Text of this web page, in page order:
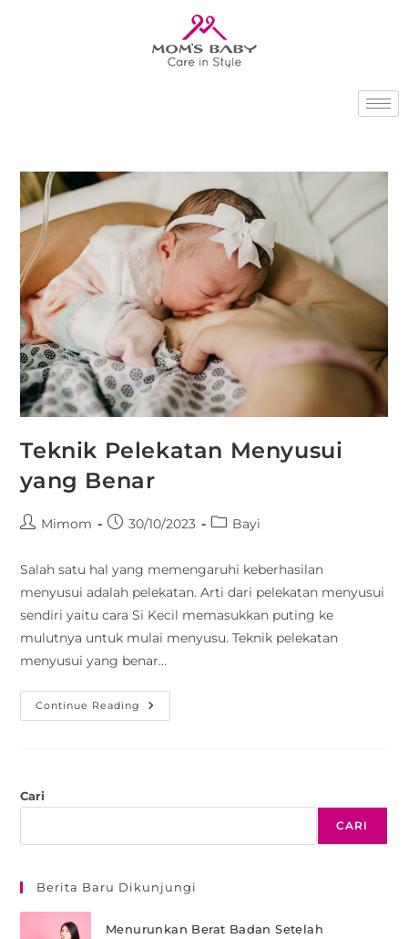
Teknik Pelekatan Menyusui
yang Benar
Mimom 30/10/2023 Bayi
Salah satu hal yang memengaruhi keberhasilan
menyusui adalah pelekatan. Arti dari pelekatan menyusui
sendiri yaitu cara Si Kecil memasukkan puting ke
mulutnya untuk mulai menyusu. Teknik pelekatan
menyusui yang benar…
Continue Reading
Cari
CARI
Berita Baru Dikunjungi
Menurunkan Berat Badan Setelah